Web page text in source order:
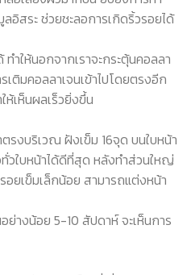
อิสระ ช่วยชะลอการเกิดริ้วรอยได้
ำให้นอกจากเราจะกระตุ้นคอลลา
เติมคอลลาเจนเข้าไปโดยตรงอีก
ห้เห็นผลเร็วยิ่งขึ้น
รงบริเวณ ฝังเข็ม 16จุด บนใบหน้า
วใบหน้าได้ดีที่สุด หลังทำส่วนใหญ่
อยเข็มเล็กน้อย สามารถแต่งหน้า
างน้อย 5-10 สัปดาห์ จะเห็นการ